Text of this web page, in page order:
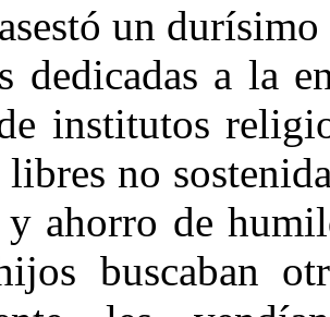
un
dedicadas a la
institutos
libres no
y ahorro de
buscaban